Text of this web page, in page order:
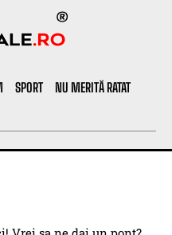
SPORT
NU MERITĂ RATAT